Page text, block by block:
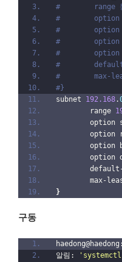
#        range 동적
#        option
#        option
#        option
#        option
#        default-
#        max-
#}
subnet 192.168.
        range
option
option
option
option
max-
}
구동
알림: